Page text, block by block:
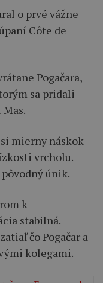
o prvé vážne
Côte de
Pogačara,
sa pridali
mierny náskok
vrcholu.
únik.
k
stabilná.
čo Pogačar a
kolegami.